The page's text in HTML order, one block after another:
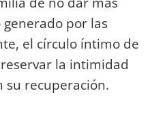
por las
el círculo íntimo de
la intimidad
su recuperación.